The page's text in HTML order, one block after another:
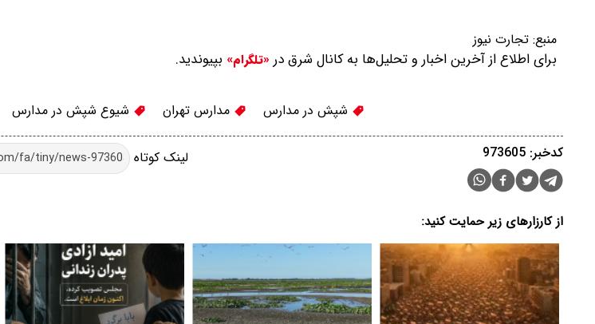
منبع: تجارت نیوز
برای اطلاع از آخرین اخبار و تحلیل‌ها به کانال شرق در «تلگرام» بپیوندید.
شپش در مدارس مدارس تهران شیوع شپش در مدارس
لینک کوتاه کدخبر: 973605
از کارزارهای زیر حمایت کنید: